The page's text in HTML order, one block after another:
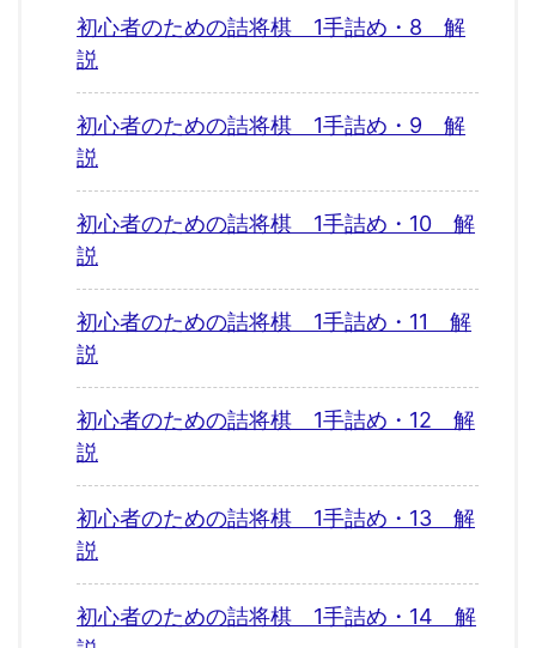
初心者のための詰将棋 1手詰め・8 解
説
初心者のための詰将棋 1手詰め・9 解
説
初心者のための詰将棋 1手詰め・10 解
説
初心者のための詰将棋 1手詰め・11 解
説
初心者のための詰将棋 1手詰め・12 解
説
初心者のための詰将棋 1手詰め・13 解
説
初心者のための詰将棋 1手詰め・14 解